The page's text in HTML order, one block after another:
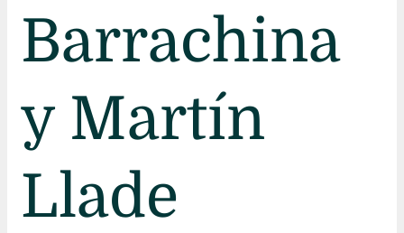
Barrachina
y Martín
Llade